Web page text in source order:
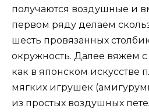
получаются воздушные и
первом ряду делаем
шесть провязанных
окружность. Далее вяжем
как в японском искусстве
мягких игрушек
из простых воздушных